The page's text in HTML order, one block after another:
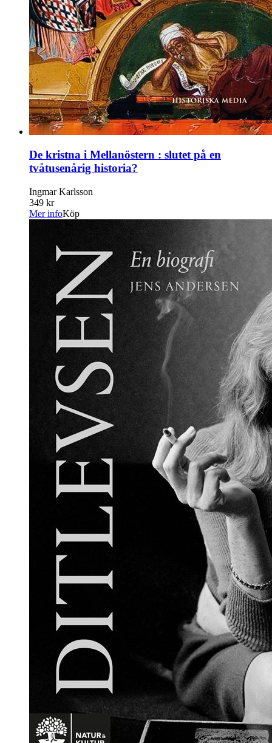
De kristna i Mellanöstern : slutet på en
tvåtusenårig historia?
Ingmar Karlsson
349 kr
Mer infoKöp